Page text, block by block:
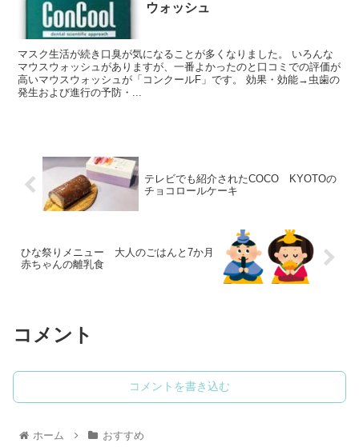
ウォッシュ
マスク生活が続き口臭が気になることが多くなりました。 いろんな
マウスウォッシュがありますが、一番よかったのと口コミでの評価が
高いマウスウォッシュが「コンクールF」です。 効果・効能→虫歯の
発生および進行の予防・...
テレビでも紹介されたCOCO KYOTOの
チョコロールケーキ
ひな祭りメニュー 大人のごはんと7か月
赤ちゃんの離乳食
コメント
コメントを書き込む
ホーム おすすめ